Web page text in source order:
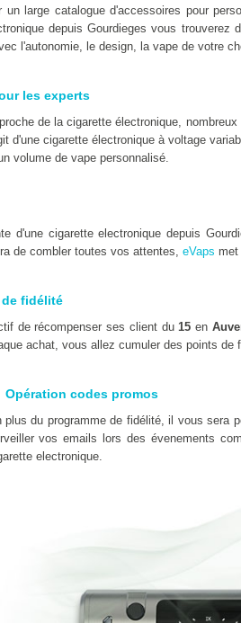
un large catalogue d'accessoires pour
depuis Gourdieges vous
l'autonomie, le design, la vape de votre
les experts
de la cigarette électronique,
d'une cigarette électronique à voltage
volume de vape personnalisé.
d'une cigarette electronique depuis
de combler toutes vos attentes, eVaps
de fidélité
de récompenser ses client du15 en
achat, vous allez cumuler des points
Opération codes promos
plus du programme de fidélité, il vous sera
vos emails lors des évenements
electronique.